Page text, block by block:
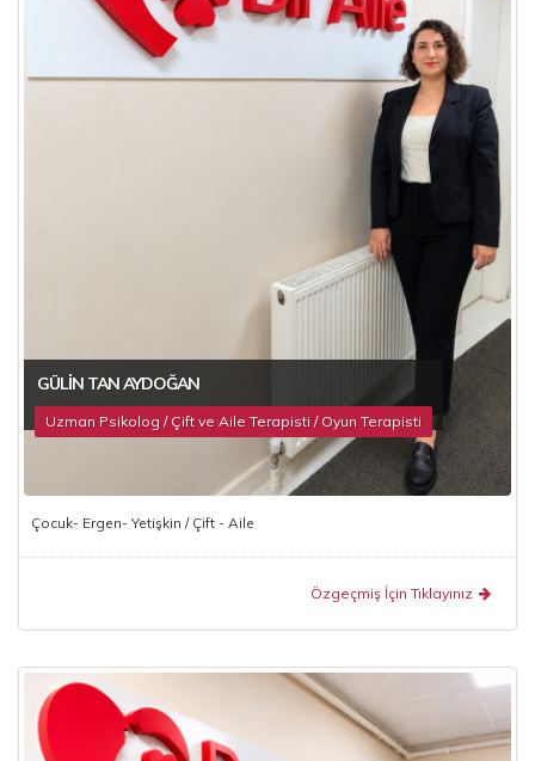
GÜLIN TAN AYDOĞAN
Uzman Psikolog / Çift ve Aile Terapisti / Oyun Terapisti
Çocuk- Ergen- Yetişkin / Çift - Aile
Özgeçmiş İçin Tıklayınız